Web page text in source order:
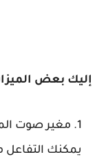
إليك بعض
مغير صوت
يمكنك